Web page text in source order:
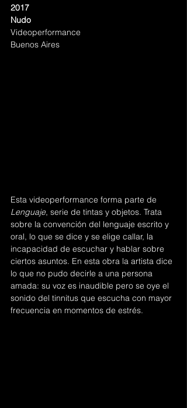
2017
Nudo
Videoperformance
Buenos Aires
Esta videoperformance forma parte de
Lenguaje, serie de tintas y objetos. Trata
sobre la convención del lenguaje escrito y
oral, lo que se dice y se elige callar, la
incapacidad de escuchar y hablar sobre
ciertos asuntos. En esta obra la artista dice
lo que no pudo decirle a una persona
amada: su voz es inaudible pero se oye el
sonido del tinnitus que escucha con mayor
frecuencia en momentos de estrés.